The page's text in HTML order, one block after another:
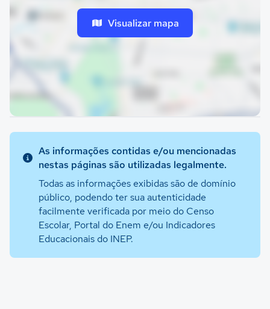
Visualizar mapa
As informações contidas e/ou mencionadas
nestas páginas são utilizadas legalmente.
Todas as informações exibidas são de domínio
público, podendo ter sua autenticidade
facilmente verificada por meio do Censo
Escolar, Portal do Enem e/ou Indicadores
Educacionais do INEP.